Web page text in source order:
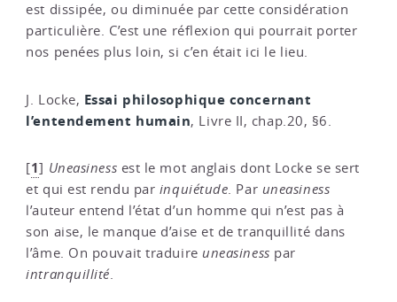
est dissipée, ou diminuée par cette considération
particulière. C’est une réflexion qui pourrait porter
nos penées plus loin, si c’en était ici le lieu.
J. Locke, Essai philosophique concernant
l’entendement humain, Livre II, chap.20, §6.
[1] Uneasiness est le mot anglais dont Locke se sert
et qui est rendu par inquiétude. Par uneasiness
l’auteur entend l’état d’un homme qui n’est pas à
son aise, le manque d’aise et de tranquillité dans
l’âme. On pouvait traduire uneasiness par
intranquillité.